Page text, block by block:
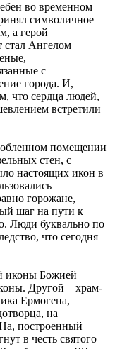
во временном
символичное
а герой
стал Ангелом
с
города. И,
что сердца людей,
встретили
помещении
стен, с
настоящих икон в
горожане,
шаг на пути к
Люди буквально по
что сегодня
иконы Божией
Другой – храм-
Ермогена,
на
построенный
в честь святого